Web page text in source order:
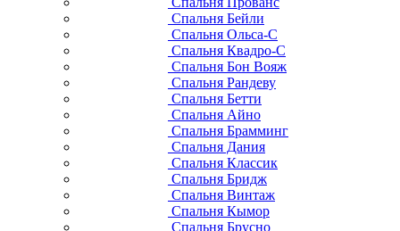
Спальня Бейли
Спальня Ольса-С
Спальня Квадро-С
Спальня Бон Вояж
Спальня Рандеву
Спальня Бетти
Спальня Айно
Спальня Брамминг
Спальня Дания
Спальня Классик
Спальня Бридж
Спальня Винтаж
Спальня Кымор
Спальня Брусно